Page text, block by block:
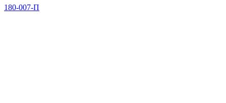
180-007-П